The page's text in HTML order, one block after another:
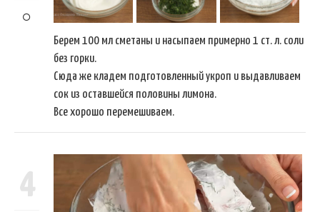
Берем 100 мл сметаны и насыпаем примерно 1 ст. л. соли
без горки.
Сюда же кладем подготовленный укроп и выдавливаем
сок из оставшейся половины лимона.
Все хорошо перемешиваем.
4